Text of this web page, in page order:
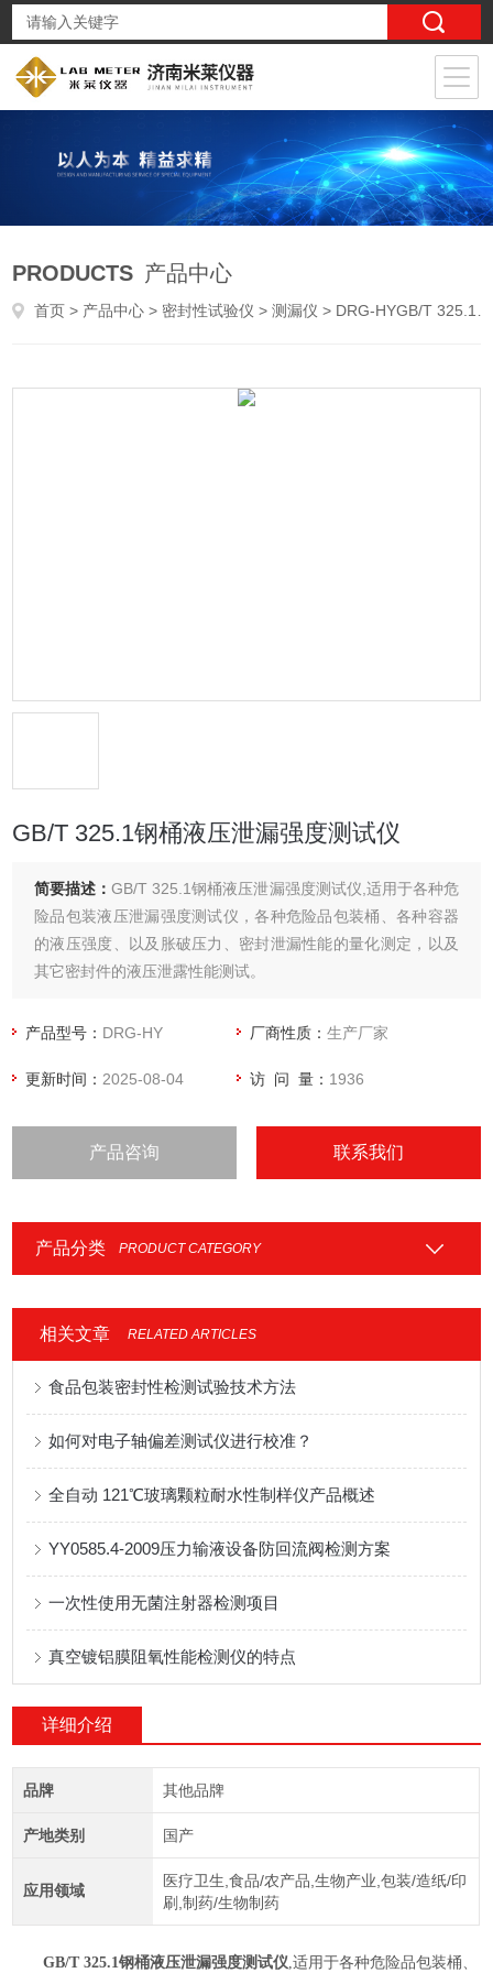
PRODUCTS 产品中心
首页 > 产品中心 > 密封性试验仪 >测漏仪 > DRG-HYGB/T 325.1钢桶液压泄漏强度测试仪
GB/T 325.1钢桶液压泄漏强度测试仪
简要描述：GB/T 325.1钢桶液压泄漏强度测试仪,适用于各种危
险品包装液压泄漏强度测试仪，各种危险品包装桶、各种容器
的液压强度、以及胀破压力、密封泄漏性能的量化测定，以及
其它密封件的液压泄露性能测试。
产品型号： DRG-HY 厂商性质：生产厂家
更新时间： 2025-08-04 访 问 量： 1936
产品咨询 联系我们
产品分类 PRODUCT CATEGORY
相关文章 RELATED ARTICLES
食品包装密封性检测试验技术方法
如何对电子轴偏差测试仪进行校准？
全自动 121℃玻璃颗粒耐水性制样仪产品概述
YY0585.4-2009压力输液设备防回流阀检测方案
一次性使用无菌注射器检测项目
真空镀铝膜阻氧性能检测仪的特点
详细介绍
品牌 其他品牌
产地类别 国产
应用领域
医疗卫生,食品/农产品,生物产业,包装/造纸/印
刷,制药/生物制药
GB/T 325.1钢桶液压泄漏强度测试仪,适用于各种危险品包装桶、